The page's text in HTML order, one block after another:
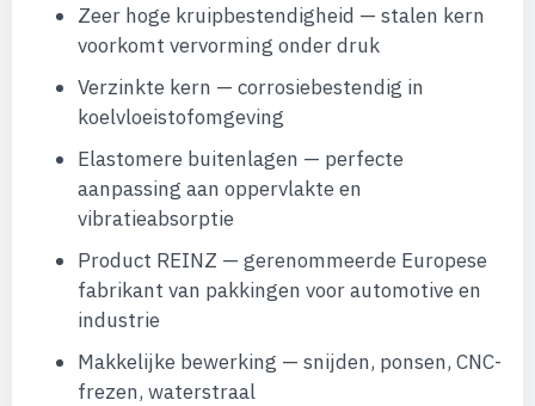
Zeer hoge kruipbestendigheid — stalen kern
voorkomt vervorming onder druk
Verzinkte kern — corrosiebestendig in
koelvloeistofomgeving
Elastomere buitenlagen — perfecte
aanpassing aan oppervlakte en
vibratieabsorptie
Product REINZ — gerenommeerde Europese
fabrikant van pakkingen voor automotive en
industrie
Makkelijke bewerking — snijden, ponsen, CNC-
frezen, waterstraal